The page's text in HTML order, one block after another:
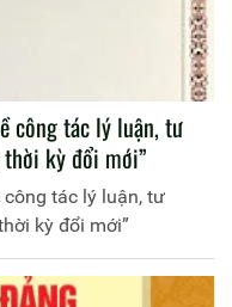
công tác lý luận, tư
kỳ đổi mới”
công tác lý luận, tư
kỳ đổi mới”